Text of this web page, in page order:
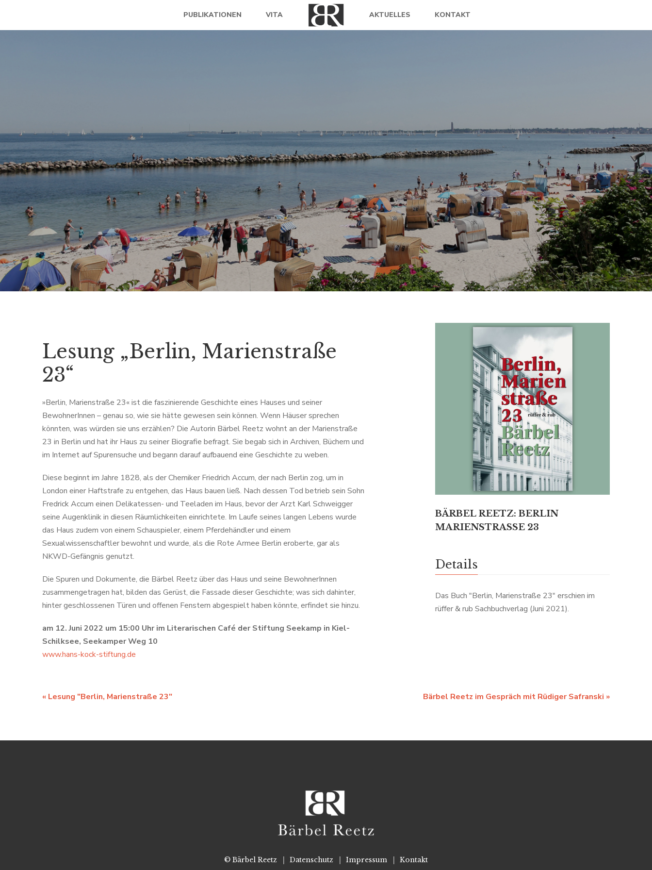
PUBLIKATIONEN VITA AKTUELLES KONTAKT
Lesung „Berlin, Marienstraße
23“
»Berlin, Marienstraße 23« ist die faszinierende Geschichte eines Hauses und seiner
BewohnerInnen – genau so, wie sie hätte gewesen sein können. Wenn Häuser sprechen
könnten, was würden sie uns erzählen? Die Autorin Bärbel Reetz wohnt an der Marienstraße
23 in Berlin und hat ihr Haus zu seiner Biografie befragt. Sie begab sich in Archiven, Büchern und
im Internet auf Spurensuche und begann darauf aufbauend eine Geschichte zu weben.
Diese beginnt im Jahre 1828, als der Chemiker Friedrich Accum, der nach Berlin zog, um in
London einer Haftstrafe zu entgehen, das Haus bauen ließ. Nach dessen Tod betrieb sein Sohn
Fredrick Accum einen Delikatessen- und Teeladen im Haus, bevor der Arzt Karl Schweigger
seine Augenklinik in diesen Räumlichkeiten einrichtete. Im Laufe seines langen Lebens wurde
das Haus zudem von einem Schauspieler, einem Pferdehändler und einem
Sexualwissenschaftler bewohnt und wurde, als die Rote Armee Berlin eroberte, gar als
NKWD-Gefängnis genutzt.
Die Spuren und Dokumente, die Bärbel Reetz über das Haus und seine BewohnerInnen
zusammengetragen hat, bilden das Gerüst, die Fassade dieser Geschichte; was sich dahinter,
hinter geschlossenen Türen und offenen Fenstern abgespielt haben könnte, erfindet sie hinzu.
am 12. Juni 2022 um 15:00 Uhr im Literarischen Café der Stiftung Seekamp in Kiel-
Schilksee, Seekamper Weg 10
www.hans-kock-stiftung.de
BÄRBEL REETZ: BERLIN
MARIENSTRASSE 23
Details
Das Buch "Berlin, Marienstraße 23" erschien im
rüffer & rub Sachbuchverlag (Juni 2021).
« Lesung "Berlin, Marienstraße 23" Bärbel Reetz im Gespräch mit Rüdiger Safranski »
© Bärbel Reetz Datenschutz Impressum Kontakt